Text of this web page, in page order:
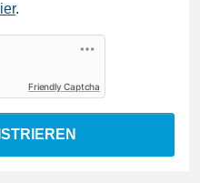
.
Friendly Captcha